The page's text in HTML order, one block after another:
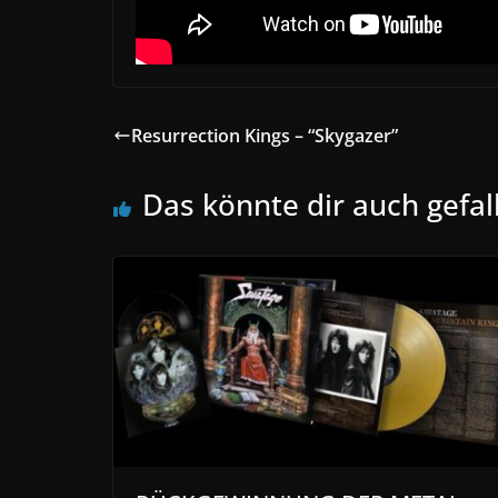
Resurrection Kings – “Skygazer”
Das könnte dir auch